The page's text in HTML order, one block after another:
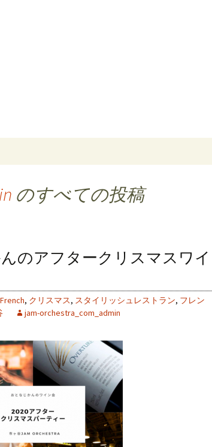
のすべての投稿
んのアフタークリスマスワイ
French, クリスマス, スタイリッシュレストラン, フレン
jam-orchestra_com_admin